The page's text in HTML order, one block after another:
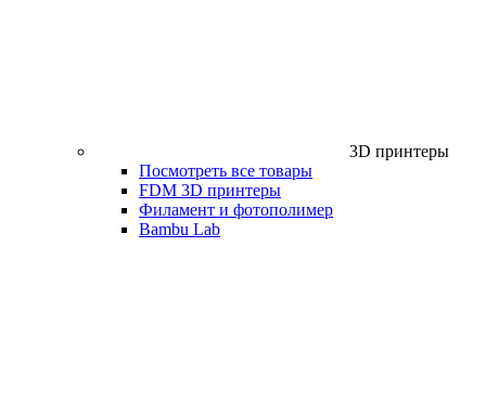
3D принтеры
Посмотреть все товары
FDM 3D принтеры
Филамент и фотополимер
Bambu Lab